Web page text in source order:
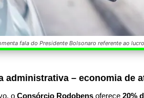
fala do Presidente Bolsonaro referente ao
administrativa – economia de
o Consórcio Rodobens oferece 20%